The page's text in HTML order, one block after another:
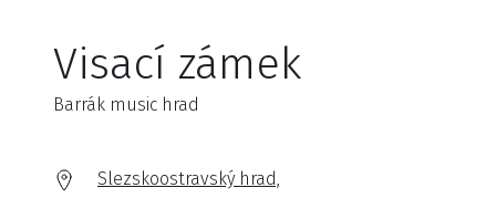
Visací zámek
Barrák music hrad
Slezskoostravský hrad,